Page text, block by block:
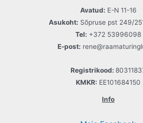
Avatud: E-N 11-16
Asukoht: Sõpruse pst 249/
Tel: +372 53996098
E-post:
Registrikood:
KMKR: EE101684150
Info